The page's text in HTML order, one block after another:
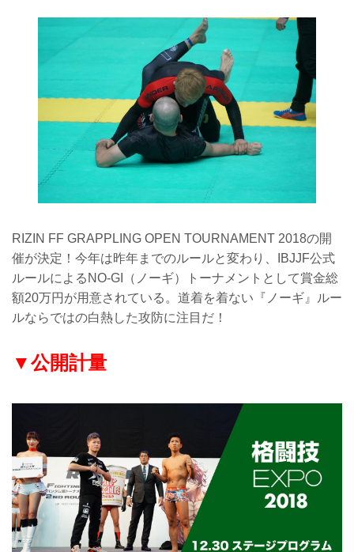
RIZIN FF GRAPPLING OPEN TOURNAMENT 2018の開
催が決定！今年は昨年までのルールと変わり、IBJJF公式
ルールによるNO-GI（ノーギ）トーナメントとして賞金総
額20万円が用意されている。道着を着ない『ノーギ』ルー
ルならではの白熱した攻防に注目だ！
▼公開計量